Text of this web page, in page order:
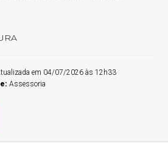
em 04/07/2026 às 12h33
Assessoria